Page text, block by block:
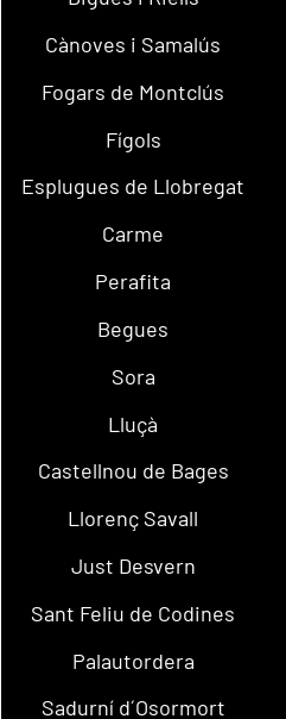
Cànoves i Samalús
Fogars de Montclús
Fígols
Esplugues de Llobregat
Carme
Perafita
Begues
Sora
Lluçà
Castellnou de Bages
Llorenç Savall
Just Desvern
Sant Feliu de Codines
Palautordera
Sadurní d´Osormort